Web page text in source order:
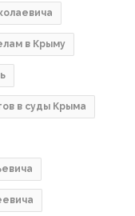
в Крыму
в суды Крыма